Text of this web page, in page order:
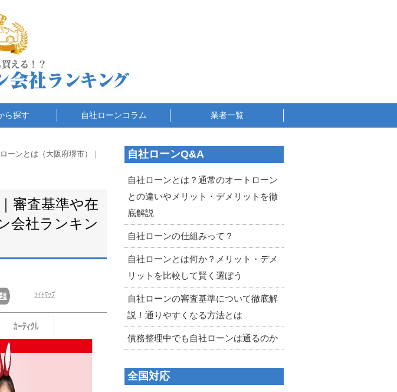
ら探す 自社ローンコラム 業者一覧
ーンとは（大阪府堺市）｜
審査基準や在
会社ランキン
自社ローンQ&A
自社ローンとは？通常のオートローン
との違いやメリット・デメリットを徹
底解説
自社ローンの仕組みって？
自社ローンとは何か？メリット・デメ
リットを比較して賢く選ぼう
自社ローンの審査基準について徹底解
説！通りやすくなる方法とは
債務整理中でも自社ローンは通るのか
全国対応